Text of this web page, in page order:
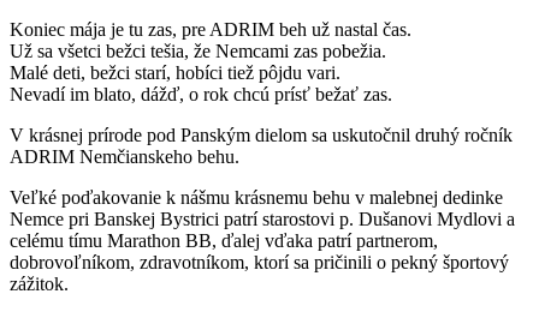
Koniec mája je tu zas, pre ADRIM beh už nastal čas.
Už sa všetci bežci tešia, že Nemcami zas pobežia.
Malé deti, bežci starí, hobíci tiež pôjdu vari.
Nevadí im blato, dážď, o rok chcú prísť bežať zas.
V krásnej prírode pod Panským dielom sa uskutočnil druhý ročník
ADRIM Nemčianskeho behu.
Veľké poďakovanie k nášmu krásnemu behu v malebnej dedinke
Nemce pri Banskej Bystrici patrí starostovi p. Dušanovi Mydlovi a
celému tímu Marathon BB, ďalej vďaka patrí partnerom,
dobrovoľníkom, zdravotníkom, ktorí sa pričinili o pekný športový
zážitok.